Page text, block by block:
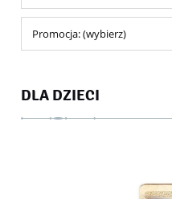
Promocja: (wybierz)
DLA DZIECI